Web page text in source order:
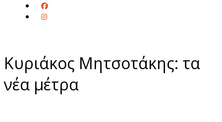
Κυριάκος Μητσοτάκης: τα
νέα μέτρα